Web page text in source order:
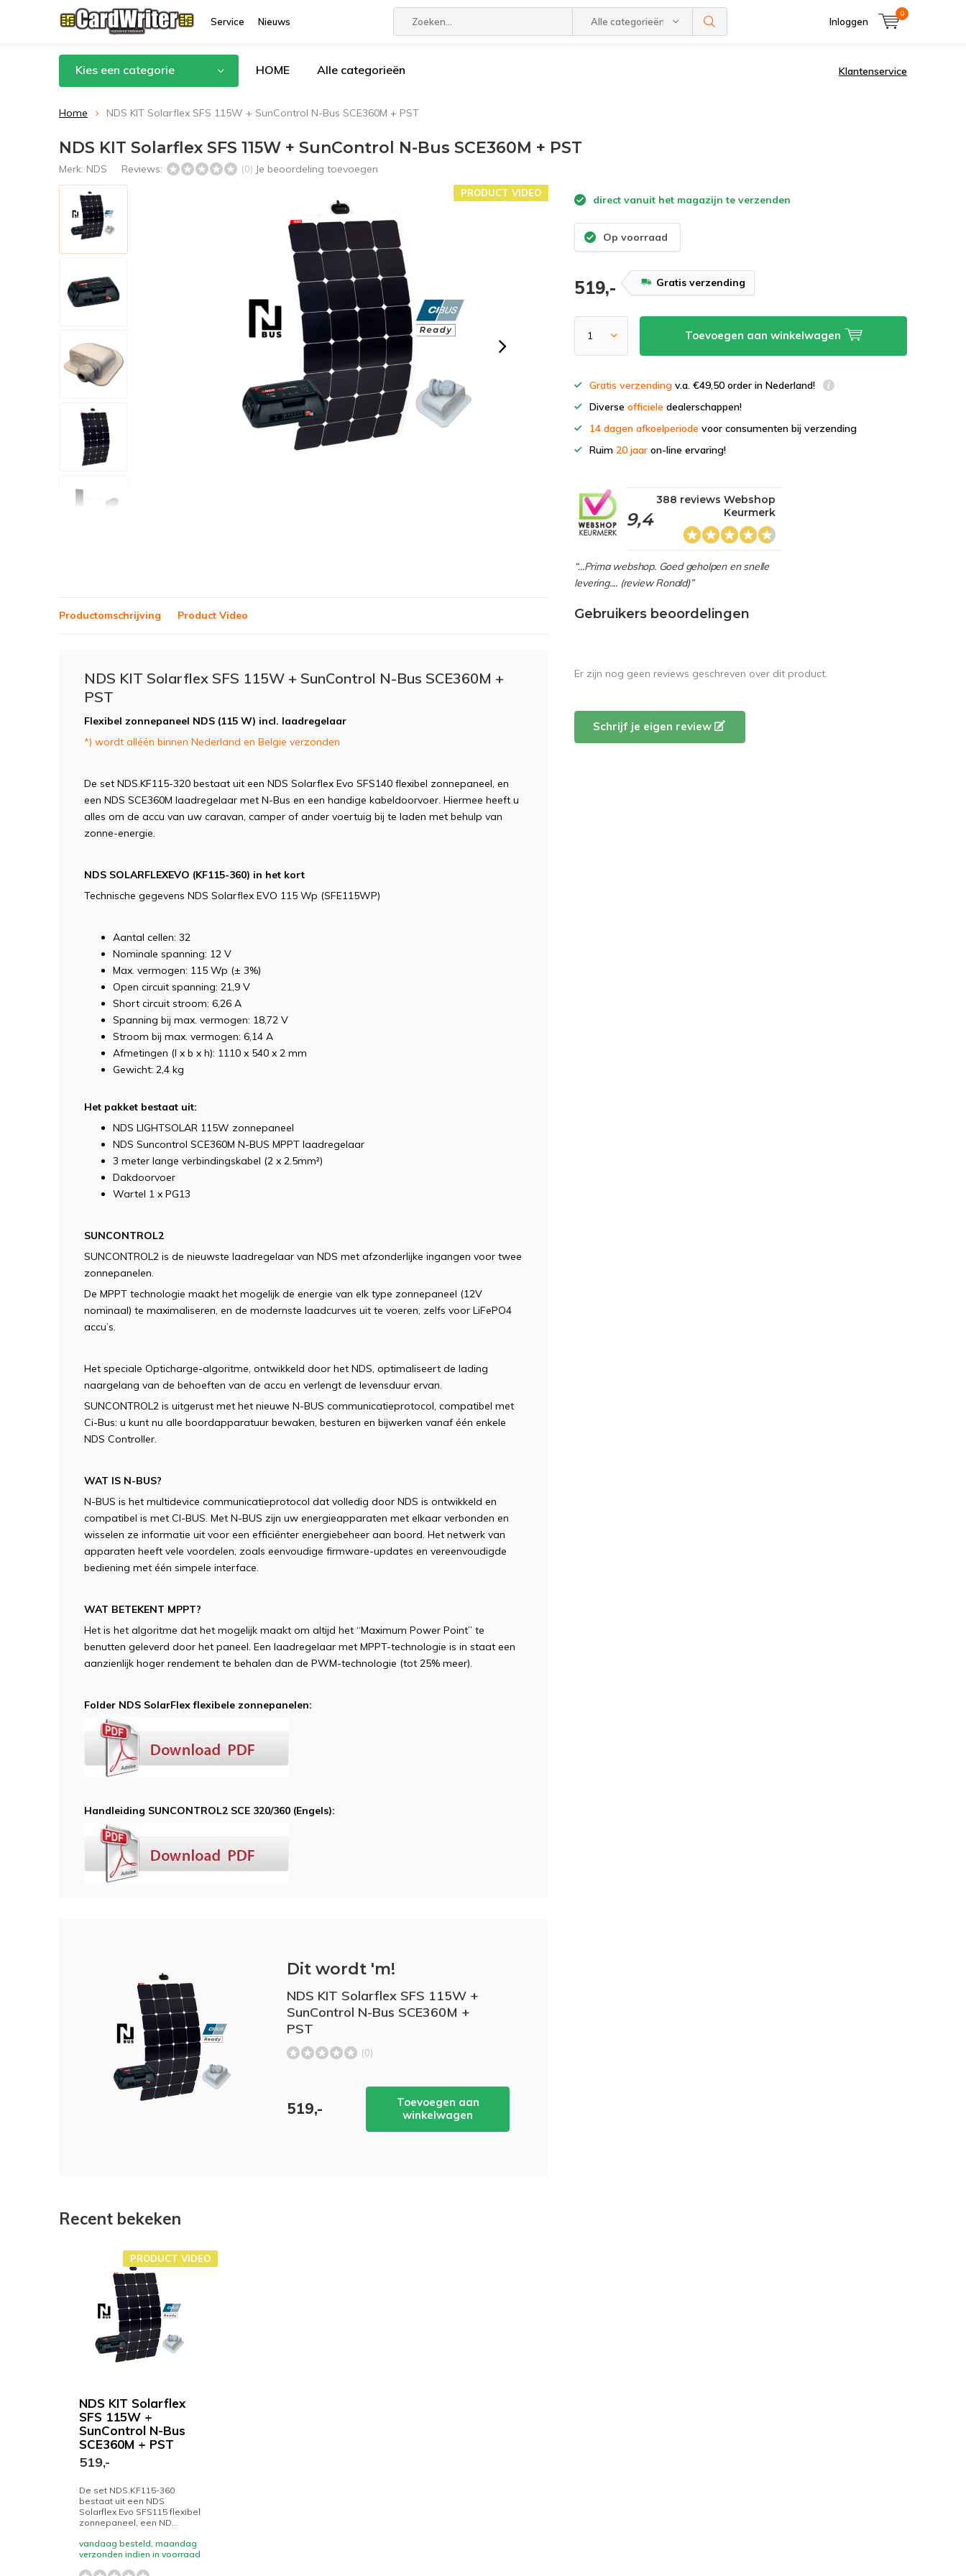
Service Nieuws Alle categorieën Inloggen
0
Kies een categorie HOME Alle categorieën Klantenservice
Home NDS KIT Solarflex SFS 115W + SunControl N-Bus SCE360M + PST
NDS KIT Solarflex SFS 115W + SunControl N-Bus SCE360M + PST
Merk: NDS Reviews: (0) Je beoordeling toevoegen
PRODUCT VIDEO
direct vanuit het magazijn te verzenden
Op voorraad
519,- Gratis verzending
Toevoegen aan winkelwagen
Gratis verzending v.a. €49,50 order in Nederland!
Diverseofficiele dealerschappen!
14 dagen afkoelperiode voor consumenten bij verzending
Ruim20 jaar on-line ervaring!
9,4
388 reviews Webshop
Keurmerk
“...Prima webshop. Goed geholpen en snelle
levering.... (review Ronald)”
Productomschrijving Product Video
NDS KIT Solarflex SFS 115W + SunControl N-Bus SCE360M +
PST
Flexibel zonnepaneel NDS (115 W) incl. laadregelaar
*) wordt alléén binnen Nederland en Belgie verzonden
De set NDS.KF115-320 bestaat uit een NDS Solarflex Evo SFS140 flexibel zonnepaneel, en
een NDS SCE360M laadregelaar met N-Bus en een handige kabeldoorvoer. Hiermee heeft u
alles om de accu van uw caravan, camper of ander voertuig bij te laden met behulp van
zonne-energie.
NDS SOLARFLEXEVO (KF115-360) in het kort
Technische gegevens NDS Solarflex EVO 115 Wp (SFE115WP)
Aantal cellen: 32
Nominale spanning: 12 V
Max. vermogen: 115 Wp (± 3%)
Open circuit spanning: 21,9 V
Short circuit stroom: 6,26 A
Spanning bij max. vermogen: 18,72 V
Stroom bij max. vermogen: 6,14 A
Afmetingen (l x b x h): 1110 x 540 x 2 mm
Gewicht: 2,4 kg
Het pakket bestaat uit:
NDS LIGHTSOLAR 115W zonnepaneel
NDS Suncontrol SCE360M N-BUS MPPT laadregelaar
3 meter lange verbindingskabel (2 x 2.5mm²)
Dakdoorvoer
Wartel 1 x PG13
SUNCONTROL2
SUNCONTROL2 is de nieuwste laadregelaar van NDS met afzonderlijke ingangen voor twee
zonnepanelen.
De MPPT technologie maakt het mogelijk de energie van elk type zonnepaneel (12V
nominaal) te maximaliseren, en de modernste laadcurves uit te voeren, zelfs voor LiFePO4
accu’s.
Het speciale Opticharge-algoritme, ontwikkeld door het NDS, optimaliseert de lading
naargelang van de behoeften van de accu en verlengt de levensduur ervan.
SUNCONTROL2 is uitgerust met het nieuwe N-BUS communicatieprotocol, compatibel met
Ci-Bus: u kunt nu alle boordapparatuur bewaken, besturen en bijwerken vanaf één enkele
NDS Controller.
WAT IS N-BUS?
N-BUS is het multidevice communicatieprotocol dat volledig door NDS is ontwikkeld en
compatibel is met CI-BUS. Met N-BUS zijn uw energieapparaten met elkaar verbonden en
wisselen ze informatie uit voor een efficiënter energiebeheer aan boord. Het netwerk van
apparaten heeft vele voordelen, zoals eenvoudige firmware-updates en vereenvoudigde
bediening met één simpele interface.
WAT BETEKENT MPPT?
Het is het algoritme dat het mogelijk maakt om altijd het “Maximum Power Point” te
benutten geleverd door het paneel. Een laadregelaar met MPPT-technologie is in staat een
aanzienlijk hoger rendement te behalen dan de PWM-technologie (tot 25% meer).
Folder NDS SolarFlex flexibele zonnepanelen:
Handleiding SUNCONTROL2 SCE 320/360 (Engels):
Dit wordt 'm!
NDS KIT Solarflex SFS 115W +
SunControl N-Bus SCE360M +
PST
(0)
519,-
Toevoegen aan
winkelwagen
Gebruikers beoordelingen
Er zijn nog geen reviews geschreven over dit product.
Schrijf je eigen review
Recent bekeken
NDS KIT Solarflex
SFS 115W +
SunControl N-Bus
SCE360M + PST
PRODUCT VIDEO
519,-
De set NDS.KF115-360
bestaat uit een NDS
Solarflex Evo SFS115 flexibel
zonnepaneel, een ND...
vandaag besteld, maandag
verzonden indien in voorraad